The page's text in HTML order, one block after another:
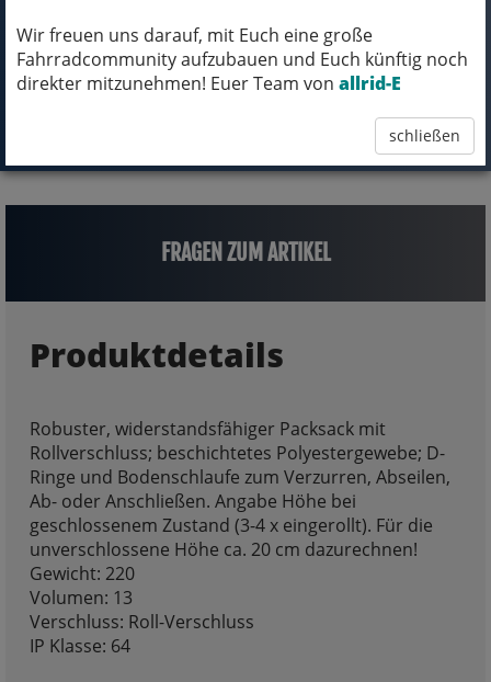
Wir freuen uns darauf, mit Euch eine große
Fahrradcommunity aufzubauen und Euch künftig noch
direkter mitzunehmen! Euer Team von allrid-E
schließen
FRAGEN ZUM ARTIKEL
Produktdetails
Robuster, widerstandsfähiger Packsack mit
Rollverschluss; beschichtetes Polyestergewebe; D-
Ringe und Bodenschlaufe zum Verzurren, Abseilen,
Ab- oder Anschließen. Angabe Höhe bei
geschlossenem Zustand (3-4 x eingerollt). Für die
unverschlossene Höhe ca. 20 cm dazurechnen!
Gewicht: 220
Volumen: 13
Verschluss: Roll-Verschluss
IP Klasse: 64